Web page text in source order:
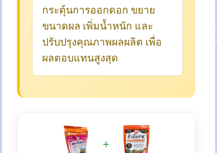
กระตุ้นการออกดอก ขยาย
ขนาดผล เพิ่มน้ำหนัก และ
ปรับปรุงคุณภาพผลผลิต เพื่อ
ผลตอบแทนสูงสุด
+